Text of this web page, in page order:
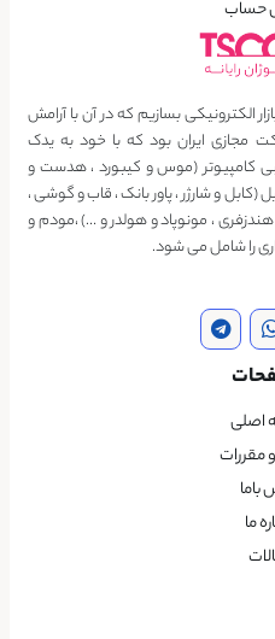
حساب
الکترونیکی بسازیم که در آن با آرامش
مجازی ایران بود که با خود به یدک
کامپیوتر (موس و کیبورد ، هدست و
و شارژر ، پاور بانک ، قاب و گوشی ،
، مونوپاد و هولدر و …) ،مودم و
را شامل می شود.
اصلی
مقررات
باما
ما